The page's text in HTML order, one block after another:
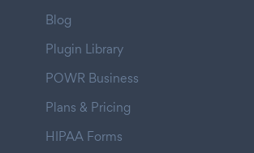
Blog
Plugin Library
POWR Business
Plans & Pricing
HIPAA Forms